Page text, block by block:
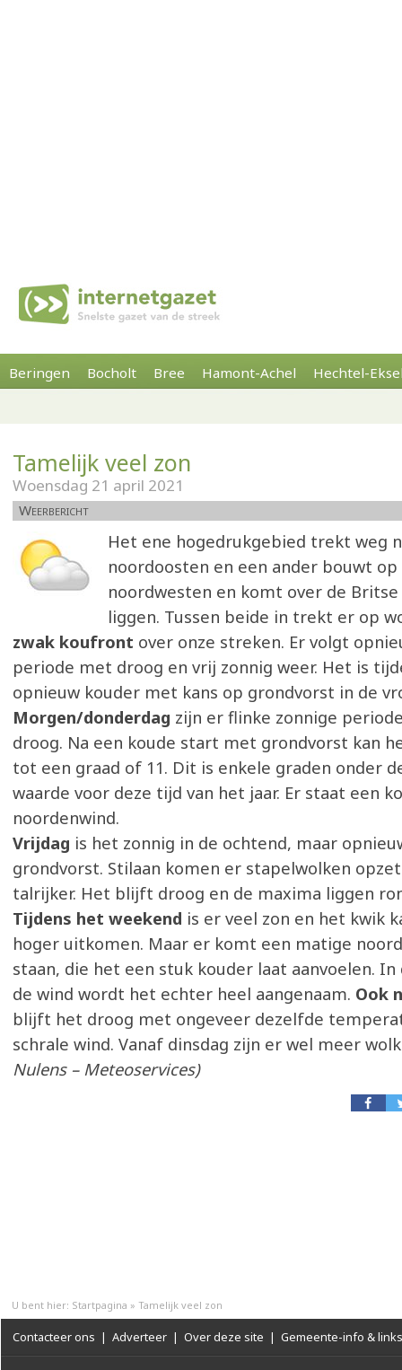
Beringen Bocholt Bree Hamont-Achel Hechtel-
Tamelijk veel zon
Woensdag 21 april 2021
Weerbericht
Het ene hogedrukgebied trekt weg
noordoosten en een ander bouwt
noordwesten en komt over de
liggen. Tussen beide in trekt er op
zwak koufront over onze streken. Er volgt
periode met droog en vrij zonnig weer. Het is
opnieuw kouder met kans op grondvorst in de
Morgen/donderdag zijn er flinke zonnige
droog. Na een koude start met grondvorst kan
tot een graad of 11. Dit is enkele graden onder
waarde voor deze tijd van het jaar. Er staat een
noordenwind.
Vrijdag is het zonnig in de ochtend, maar
grondvorst. Stilaan komen er stapelwolken
talrijker. Het blijft droog en de maxima liggen
Tijdens het weekend is er veel zon en het kwik
hoger uitkomen. Maar er komt een matige
staan, die het een stuk kouder laat aanvoelen.
de wind wordt het echter heel aangenaam. Ook
blijft het droog met ongeveer dezelfde
schrale wind. Vanaf dinsdag zijn er wel meer
Nulens – Meteoservices)
U bent hier: Startpagina » Tamelijk veel zon
Contacteer ons | Adverteer | Over deze site | Gemeente-info & links